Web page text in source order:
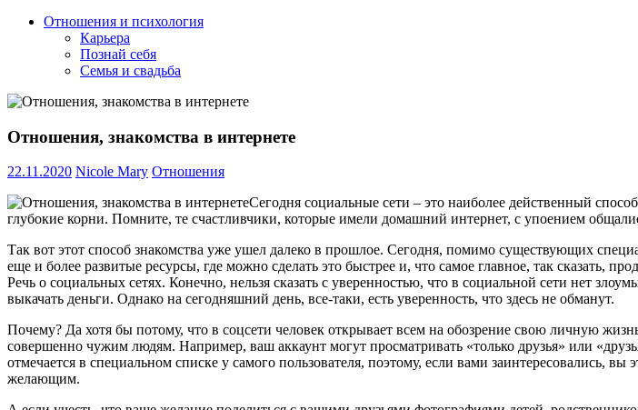
Отношения и психология
Карьера
Познай себя
Семья и свадьба
Отношения, знакомства в интернете
22.11.2020 Nicole Mary Отношения
Сегодня социальные сети – это наиболее действенный
глубокие корни. Помните, те счастливчики, которые имели домашний интернет, с упоением
Так вот этот способ знакомства уже ушел далеко в прошлое. Сегодня, помимо существующих
еще и более развитые ресурсы, где можно сделать это быстрее и, что самое главное, так сказать,
Речь о социальных сетях. Конечно, нельзя сказать с уверенностью, что в социальной сети нет
выкачать деньги. Однако на сегодняшний день, все-таки, есть уверенность, что здесь не обманут.
Почему? Да хотя бы потому, что в соцсети человек открывает всем на обозрение свою личную
совершенно чужим людям. Например, ваш аккаунт могут просматривать «только друзья» или
отмечается в специальном списке у самого пользователя, поэтому, если вами заинтересовались,
желающим.